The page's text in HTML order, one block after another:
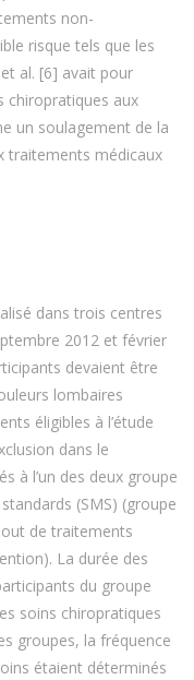
non-
risque tels que les
al. [6] avait pour
chiropratiques aux
un soulagement de la
traitements médicaux
dans trois centres
2012 et février
devaient être
lombaires
éligibles à l’étude
dans le
à l’un des deux groupe
(SMS) (groupe
de traitements
La durée des
du groupe
soins chiropratiques
groupes, la fréquence
étaient déterminés